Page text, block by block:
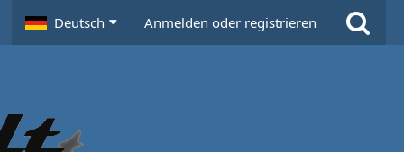
Deutsch Anmelden oder registrieren